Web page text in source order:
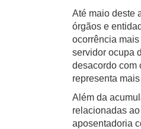
Até maio deste
órgãos e
ocorrência
servidor ocupa
desacordo com
representa
Além da
relacionadas
aposentadoria